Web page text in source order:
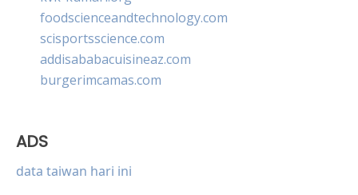
foodscienceandtechnology.com
scisportsscience.com
addisababacuisineaz.com
burgerimcamas.com
ADS
data taiwan hari ini